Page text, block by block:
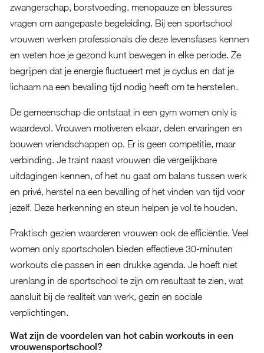
zwangerschap, borstvoeding, menopauze en blessures
vragen om aangepaste begeleiding. Bij een sportschool
vrouwen werken professionals die deze levensfases kennen
en weten hoe je gezond kunt bewegen in elke periode. Ze
begrijpen dat je energie fluctueert met je cyclus en dat je
lichaam na een bevalling tijd nodig heeft om te herstellen.
De gemeenschap die ontstaat in een gym women only is
waardevol. Vrouwen motiveren elkaar, delen ervaringen en
bouwen vriendschappen op. Er is geen competitie, maar
verbinding. Je traint naast vrouwen die vergelijkbare
uitdagingen kennen, of het nu gaat om balans tussen werk
en privé, herstel na een bevalling of het vinden van tijd voor
jezelf. Deze herkenning en steun helpen je vol te houden.
Praktisch gezien waarderen vrouwen ook de efficiëntie. Veel
women only sportscholen bieden effectieve 30-minuten
workouts die passen in een drukke agenda. Je hoeft niet
urenlang in de sportschool te zijn om resultaat te zien, wat
aansluit bij de realiteit van werk, gezin en sociale
verplichtingen.
Wat zijn de voordelen van hot cabin workouts in een
vrouwensportschool?